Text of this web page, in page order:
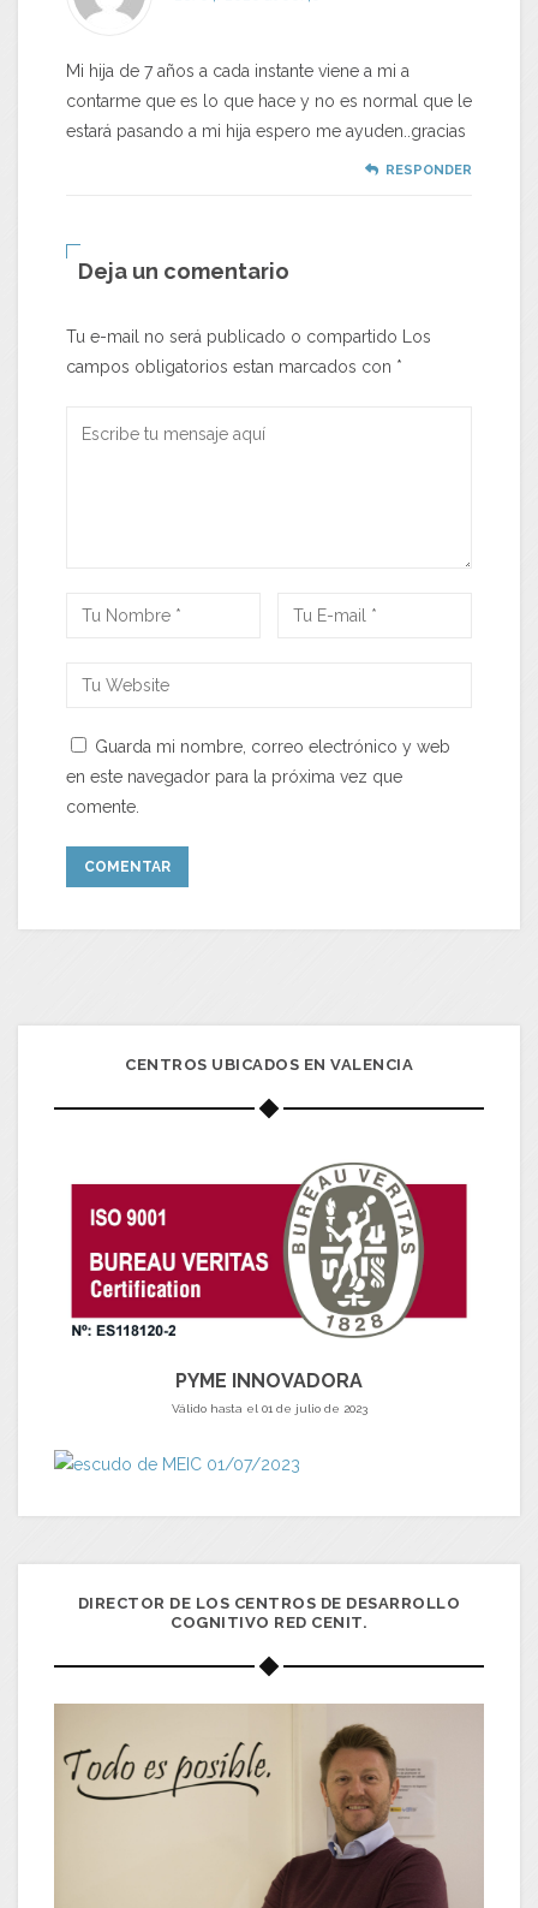
Mi hija de 7 años a cada instante viene a mi a
contarme que es lo que hace y no es normal que le
estará pasando a mi hija espero me ayuden..gracias
RESPONDER
Deja un comentario
Tu e-mail no será publicado o compartido Los
campos obligatorios estan marcados con *
Guarda mi nombre, correo electrónico y web
en este navegador para la próxima vez que
comente.
CENTROS UBICADOS EN VALENCIA
PYME INNOVADORA
Válido hasta el 01 de julio de 2023
DIRECTOR DE LOS CENTROS DE DESARROLLO
COGNITIVO RED CENIT.